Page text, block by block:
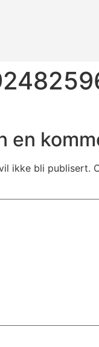
en
ikke bli publisert.